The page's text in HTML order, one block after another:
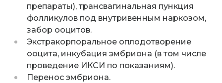
препараты), трансвагинальная пункция
фолликулов под внутривенным наркозом,
забор ооцитов.
Экстракорпоральное оплодотворение
ооцита, инкубация эмбриона (в том числе
проведение ИКСИ по показаниям).
Перенос эмбриона.